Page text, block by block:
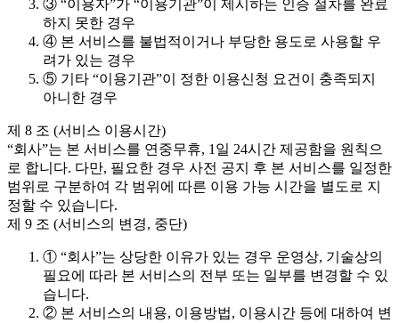
③ “이용자”가 “이용기관”이 제시하는 인증 절차를 완료
하지 못한 경우
④ 본 서비스를 불법적이거나 부당한 용도로 사용할 우
려가 있는 경우
⑤ 기타 “이용기관”이 정한 이용신청 요건이 충족되지
아니한 경우
제 8 조 (서비스 이용시간)
“회사”는 본 서비스를 연중무휴, 1일 24시간 제공함을 원칙으
로 합니다. 다만, 필요한 경우 사전 공지 후 본 서비스를 일정한
범위로 구분하여 각 범위에 따른 이용 가능 시간을 별도로 지
정할 수 있습니다.
제 9 조 (서비스의 변경, 중단)
① “회사”는 상당한 이유가 있는 경우 운영상, 기술상의
필요에 따라 본 서비스의 전부 또는 일부를 변경할 수 있
습니다.
② 본 서비스의 내용, 이용방법, 이용시간 등에 대하여 변